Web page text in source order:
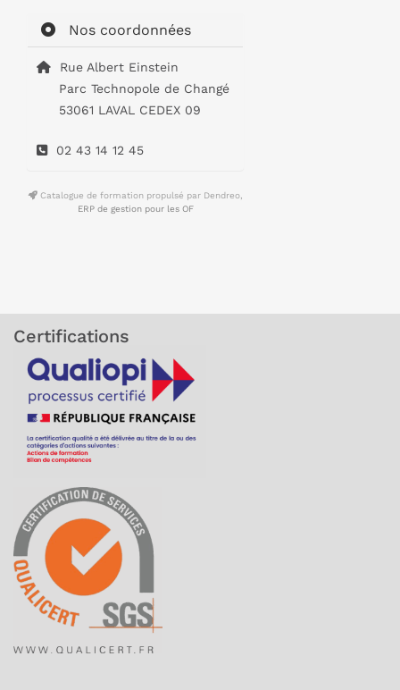
Nos coordonnées
Rue Albert Einstein
Parc Technopole de Changé
53061 LAVAL CEDEX 09
02 43 14 12 45
Catalogue de formation propulsé par Dendreo,
ERP de gestion pour les OF
Certifications